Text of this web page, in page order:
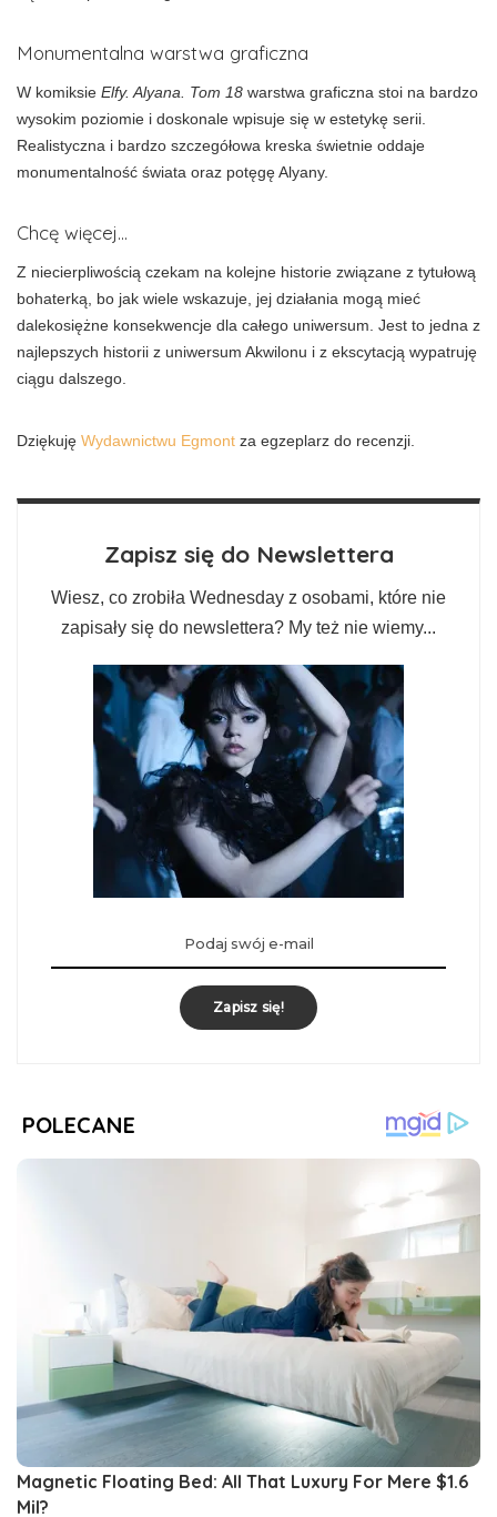
Monumentalna warstwa graficzna
W komiksie Elfy. Alyana. Tom 18 warstwa graficzna stoi na bardzo
wysokim poziomie i doskonale wpisuje się w estetykę serii.
Realistyczna i bardzo szczegółowa kreska świetnie oddaje
monumentalność świata oraz potęgę Alyany.
Chcę więcej…
Z niecierpliwością czekam na kolejne historie związane z tytułową
bohaterką, bo jak wiele wskazuje, jej działania mogą mieć
dalekosiężne konsekwencje dla całego uniwersum. Jest to jedna z
najlepszych historii z uniwersum Akwilonu i z ekscytacją wypatruję
ciągu dalszego.
Dziękuję Wydawnictwu Egmont za egzeplarz do recenzji.
Zapisz się do Newslettera
Wiesz, co zrobiła Wednesday z osobami, które nie
zapisały się do newslettera? My też nie wiemy...
Zapisz się!